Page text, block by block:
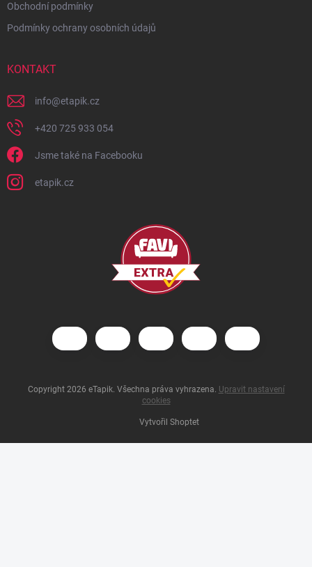
Obchodní podmínky
Podmínky ochrany osobních údajů
KONTAKT
info@etapik.cz
+420 725 933 054
Jsme také na Facebooku
etapik.cz
Vytvořil Shoptet
Copyright 2026 eTapik. Všechna práva vyhrazena. Upravit nastavení
cookies